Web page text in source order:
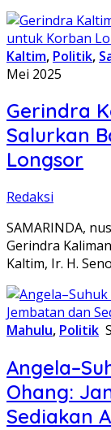
Kaltim, Politik,
Mei 2025
Gerindra
Salurkan
Longsor
Redaksi
SAMARINDA,
Gerindra
Kaltim, Ir. H.
Mahulu, Politik
Ohang:
Sediakan